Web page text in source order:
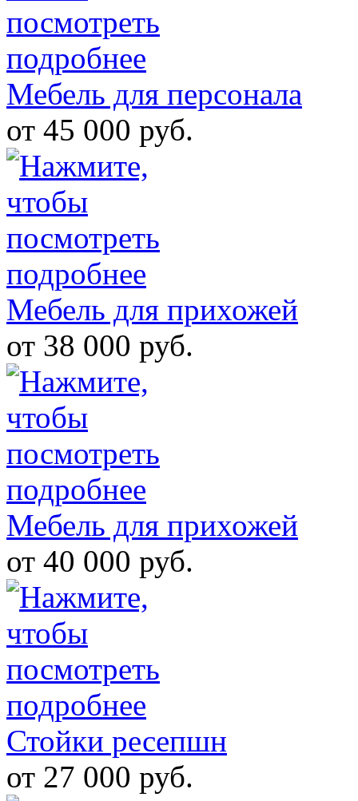
Мебель для персонала
от 45 000 руб.
Мебель для прихожей
от 38 000 руб.
Мебель для прихожей
от 40 000 руб.
Стойки ресепшн
от 27 000 руб.